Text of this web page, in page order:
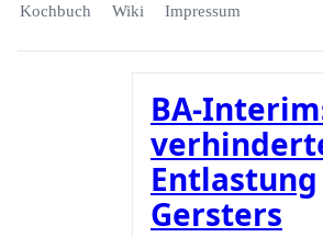
Kochbuch Wiki Impressum
BA-
Entlastung
Gersters